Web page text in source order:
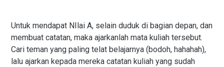
Untuk mendapat NIlai A, selain duduk di bagian depan, dan
membuat catatan, maka ajarkanlah mata kuliah tersebut.
Cari teman yang paling telat belajarnya (bodoh, hahahah),
lalu ajarkan kepada mereka catatan kuliah yang sudah